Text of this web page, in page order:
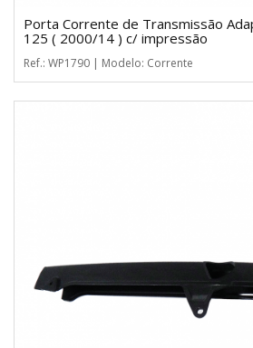
Porta Corrente de Transmissão
125 ( 2000/14 ) c/ impressão
Ref.: WP1790 | Modelo: Corrente